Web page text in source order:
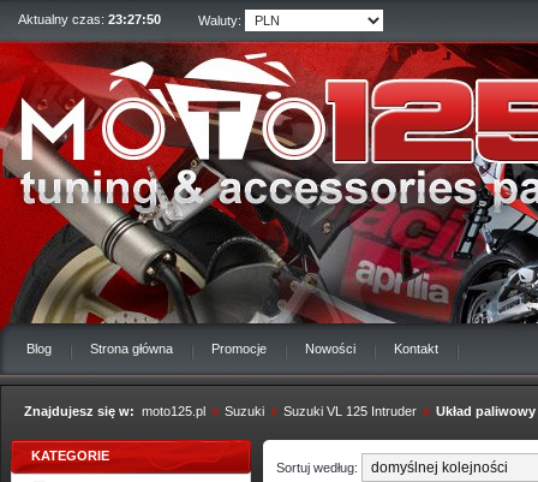
Aktualny czas: 23:27:51 Waluty:
Blog Strona główna Promocje Nowości Kontakt
Znajdujesz się w: moto125.pl » Suzuki » Suzuki VL 125 Intruder » Układ paliwowy
KATEGORIE
Sortuj według: